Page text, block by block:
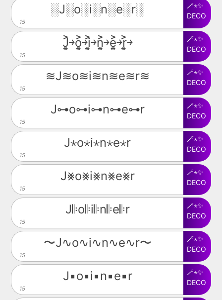
15
░J░o░i░n░e░r░
🪄⋆✨
DECO
15
J͎͍͐￫o͎͍͐￫i͎͍͐￫n͎͍͐￫e͎͍͐￫r͎͍͐￫
🪄⋆✨
DECO
15
≋J≋o≋i≋n≋e≋r≋
🪄⋆✨
DECO
15
J⊶o⊶i⊶n⊶e⊶r
🪄⋆✨
DECO
15
J⋆o⋆i⋆n⋆e⋆r
🪄⋆✨
DECO
15
J⨳o⨳i⨳n⨳e⨳r
🪄⋆✨
DECO
15
J𝄆o𝄆i𝄆n𝄆e𝄆r
🪄⋆✨
DECO
15
〜J∿o∿i∿n∿e∿r〜
🪄⋆✨
DECO
15
J▪o▪i▪n▪e▪r
🪄⋆✨
DECO